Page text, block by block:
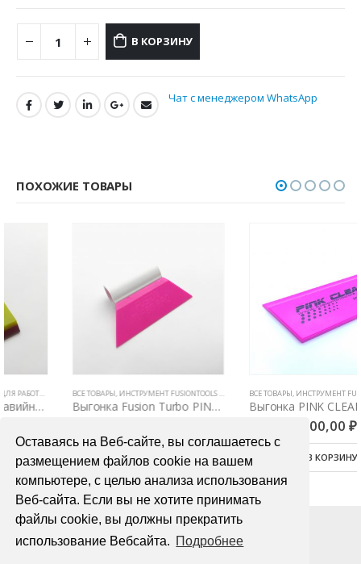
Оставаясь на Веб-сайте, вы соглашаетесь с
размещением файлов cookie на вашем
компьютере, с целью анализа использования
Веб-сайта. Если вы не хотите принимать
файлы cookie, вы должны прекратить
использование Вебсайта. Подробнее
В КОРЗИНУ
Чат с менеджером WhatsApp
ПОХОЖИЕ ТОВАРЫ
, РАКЕЛИ, ВЫГОНКИ И СГОНЫ
ВСЕ ТОВАРЫ ИНСТРУМЕНТ FUSIONTOOLS (США) ,ИНСТРУМЕНТЫ ДЛЯ РАБОТЫ С ПЛЕНКАМИ
Выгонка Fusion Turbo PINK 9см самая мягкая
В КОРЗИНУ
ВСЕ ТОВАРЫ ИНСТРУМЕНТ FUSIONTOOLS (США)
Выгонка PINK CLEAN 12.5 см самая мягкая (трапеция)
В КОРЗИНУ